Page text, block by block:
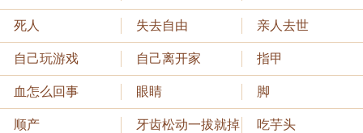
死人 失去自由 亲人去世
自己玩游戏 自己离开家 指甲
血怎么回事 眼睛 脚
顺产 牙齿松动一拔就掉 吃芋头